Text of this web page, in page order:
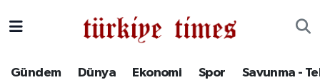
Gündem Dünya Ekonomi Spor Savunma -